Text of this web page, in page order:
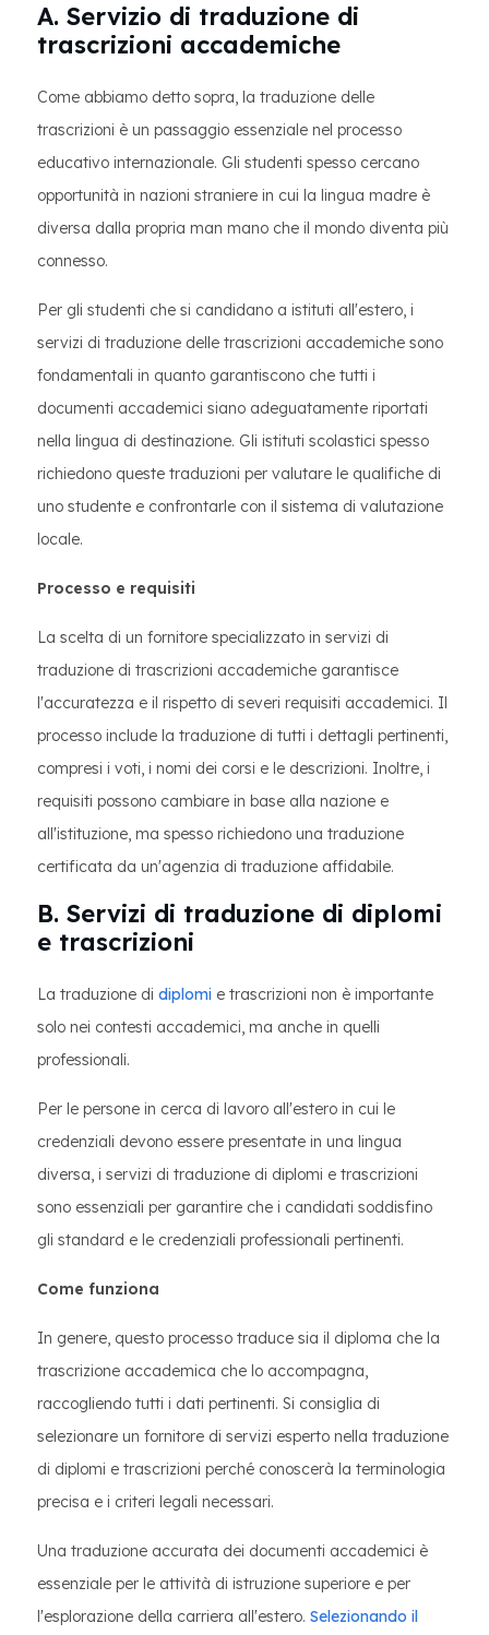
A. Servizio di traduzione di
trascrizioni accademiche
Come abbiamo detto sopra, la traduzione delle
trascrizioni è un passaggio essenziale nel processo
educativo internazionale. Gli studenti spesso cercano
opportunità in nazioni straniere in cui la lingua madre è
diversa dalla propria man mano che il mondo diventa più
connesso.
Per gli studenti che si candidano a istituti all'estero, i
servizi di traduzione delle trascrizioni accademiche sono
fondamentali in quanto garantiscono che tutti i
documenti accademici siano adeguatamente riportati
nella lingua di destinazione. Gli istituti scolastici spesso
richiedono queste traduzioni per valutare le qualifiche di
uno studente e confrontarle con il sistema di valutazione
locale.
Processo e requisiti
La scelta di un fornitore specializzato in servizi di
traduzione di trascrizioni accademiche garantisce
l'accuratezza e il rispetto di severi requisiti accademici. Il
processo include la traduzione di tutti i dettagli pertinenti,
compresi i voti, i nomi dei corsi e le descrizioni. Inoltre, i
requisiti possono cambiare in base alla nazione e
all'istituzione, ma spesso richiedono una traduzione
certificata da un'agenzia di traduzione affidabile.
B. Servizi di traduzione di diplomi
e trascrizioni
La traduzione di diplomi e trascrizioni non è importante
solo nei contesti accademici, ma anche in quelli
professionali.
Per le persone in cerca di lavoro all'estero in cui le
credenziali devono essere presentate in una lingua
diversa, i servizi di traduzione di diplomi e trascrizioni
sono essenziali per garantire che i candidati soddisfino
gli standard e le credenziali professionali pertinenti.
Come funziona
In genere, questo processo traduce sia il diploma che la
trascrizione accademica che lo accompagna,
raccogliendo tutti i dati pertinenti. Si consiglia di
selezionare un fornitore di servizi esperto nella traduzione
di diplomi e trascrizioni perché conoscerà la terminologia
precisa e i criteri legali necessari.
Una traduzione accurata dei documenti accademici è
essenziale per le attività di istruzione superiore e per
l'esplorazione della carriera all'estero. Selezionando il